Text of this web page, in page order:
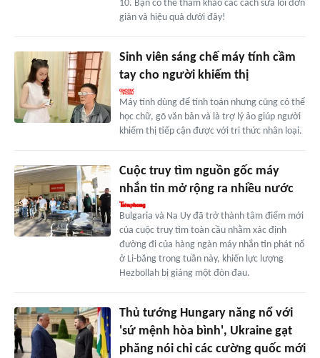
10. Bạn có thể tham khảo các cách sửa lỗi đơn
giản và hiệu quả dưới đây!
Sinh viên sáng chế máy tính cầm
tay cho người khiếm thị
Máy tính dùng để tính toán nhưng cũng có thể
học chữ, gõ văn bản và là trợ lý ảo giúp người
khiếm thị tiếp cận được với tri thức nhân loại.
Cuộc truy tìm nguồn gốc máy
nhắn tin mở rộng ra nhiều nước
Bulgaria và Na Uy đã trở thành tâm điểm mới
của cuộc truy tìm toàn cầu nhằm xác định
đường đi của hàng ngàn máy nhắn tin phát nổ
ở Li-băng trong tuần này, khiến lực lượng
Hezbollah bị giáng một đòn đau.
Thủ tướng Hungary năng nổ với
'sứ mệnh hòa bình', Ukraine gạt
phăng nói chỉ các cường quốc mới